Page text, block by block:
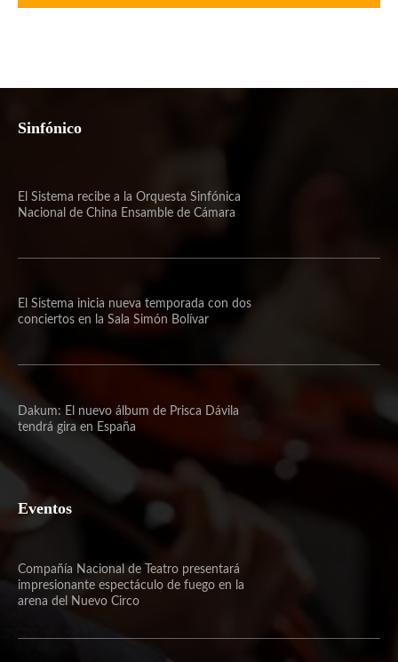
Sinfónico
El Sistema recibe a la Orquesta Sinfónica
Nacional de China Ensamble de Cámara
El Sistema inicia nueva temporada con dos
conciertos en la Sala Simón Bolívar
Dakum: El nuevo álbum de Prisca Dávila
tendrá gira en España
Eventos
Compañía Nacional de Teatro presentará
impresionante espectáculo de fuego en la
arena del Nuevo Circo